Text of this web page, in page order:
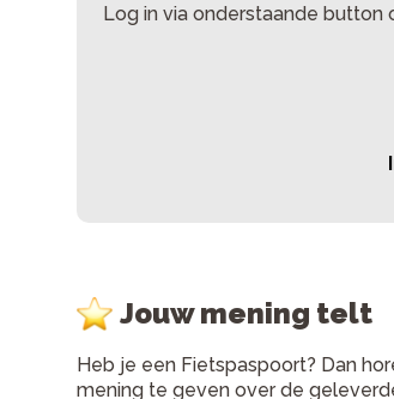
Log in via onderstaande button
Jouw mening telt
Heb je een Fietspaspoort? Dan
mening te geven over de